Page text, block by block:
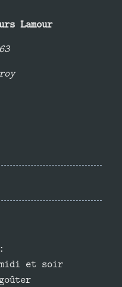
Lamour
et soir